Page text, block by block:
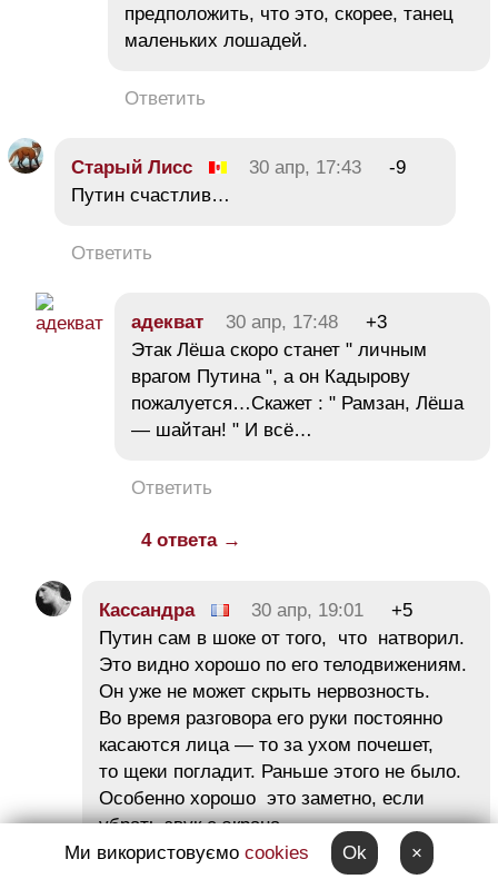
предположить, что это, скорее, танец
маленьких лошадей.
Ответить
Старый Лисс 30 апр, 17:43
-9
Путин счастлив…
Ответить
адекват 30 апр, 17:48
+3
Этак Лёша скоро станет " личным
врагом Путина ", а он Кадырову
пожалуется…Скажет : " Рамзан, Лёша
— шайтан! " И всё…
Ответить
4 ответа →
Кассандра 30 апр, 19:01
+5
Путин сам в шоке от того, что натворил.
Это видно хорошо по его телодвижениям.
Он уже не может скрыть нервозность.
Во время разговора его руки постоянно
касаются лица — то за ухом почешет,
то щеки погладит. Раньше этого не было.
Особенно хорошо это заметно, если
убрать звук с экрана.
Ми використовуємо cookies Ok ×